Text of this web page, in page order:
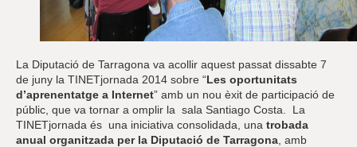
La Diputació de Tarragona va acollir aquest passat dissabte 7
de juny la TINETjornada 2014 sobre “Les oportunitats
d’aprenentatge a Internet” amb un nou èxit de participació de
públic, que va tornar a omplir la sala Santiago Costa. La
TINETjornada és una iniciativa consolidada, una trobada
anual organitzada per la Diputació de Tarragona , amb